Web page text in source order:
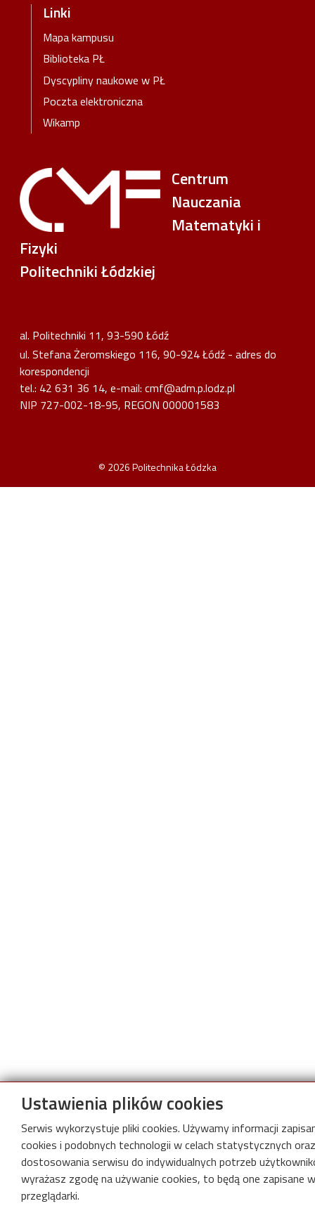
Centrum
Nauczania
Matematyki i
Fizyki
Politechniki Łódzkiej
al. Politechniki 11, 93-590 Łódź
ul. Stefana Żeromskiego 116, 90-924 Łódź - adres do
korespondencji
tel.: 42 631 36 14, e-mail: cmf@adm.p.lodz.pl
NIP 727-002-18-95, REGON 000001583
Linki
Mapa kampusu
Biblioteka PŁ
Dyscypliny naukowe w PŁ
Poczta elektroniczna
Wikamp
© 2026Politechnika Łódzka
Ustawienia plików cookies
Serwis wykorzystuje pliki cookies. Używamy informacji
cookies i podobnych technologii w celach statystycznych
dostosowania serwisu do indywidualnych potrzeb
wyrażasz zgodę na używanie cookies, to będą one zapisane
przeglądarki.